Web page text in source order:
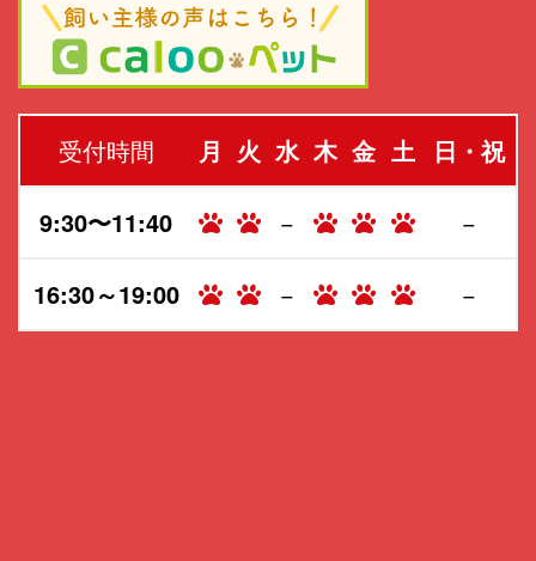
受付時間 月 火 水 木 金 土 日・祝
9:30〜11:40 − −
16:30～19:00 − −